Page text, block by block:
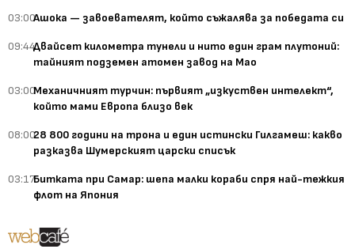
03:00Ашока — завоевателят, който съжалява за победата си
09:44Двайсет километра тунели и нито един грам плутоний:
тайният подземен атомен завод на Мао
03:00Механичният турчин: първият „изкуствен интелект“,
който мами Европа близо век
08:0028 800 години на трона и един истински Гилгамеш: какво
разказва Шумерският царски списък
03:17Битката при Самар: шепа малки кораби спря най-тежкия
флот на Япония